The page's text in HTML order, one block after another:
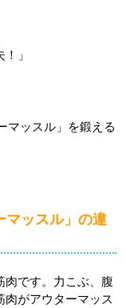
」
マッスル」を鍛える
マッスル」の違
肉です。力こぶ、腹
がアウターマッス